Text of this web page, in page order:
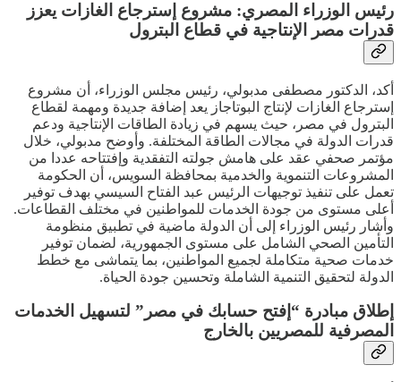
رئيس الوزراء المصري: مشروع إسترجاع الغازات يعزز
قدرات مصر الإنتاجية في قطاع البترول
أكد، الدكتور مصطفى مدبولي، رئيس مجلس الوزراء، أن مشروع
إسترجاع الغازات لإنتاج البوتاجاز يعد إضافة جديدة ومهمة لقطاع
البترول في مصر، حيث يسهم في زيادة الطاقات الإنتاجية ودعم
قدرات الدولة في مجالات الطاقة المختلفة. وأوضح مدبولي، خلال
مؤتمر صحفي عقد على هامش جولته التفقدية وإفتتاحه عددا من
المشروعات التنموية والخدمية بمحافظة السويس، أن الحكومة
تعمل على تنفيذ توجيهات الرئيس عبد الفتاح السيسي بهدف توفير
أعلى مستوى من جودة الخدمات للمواطنين في مختلف القطاعات.
وأشار رئيس الوزراء إلى أن الدولة ماضية في تطبيق منظومة
التأمين الصحي الشامل على مستوى الجمهورية، لضمان توفير
خدمات صحية متكاملة لجميع المواطنين، بما يتماشى مع خطط
الدولة لتحقيق التنمية الشاملة وتحسين جودة الحياة.
إطلاق مبادرة “إفتح حسابك في مصر” لتسهيل الخدمات
المصرفية للمصريين بالخارج